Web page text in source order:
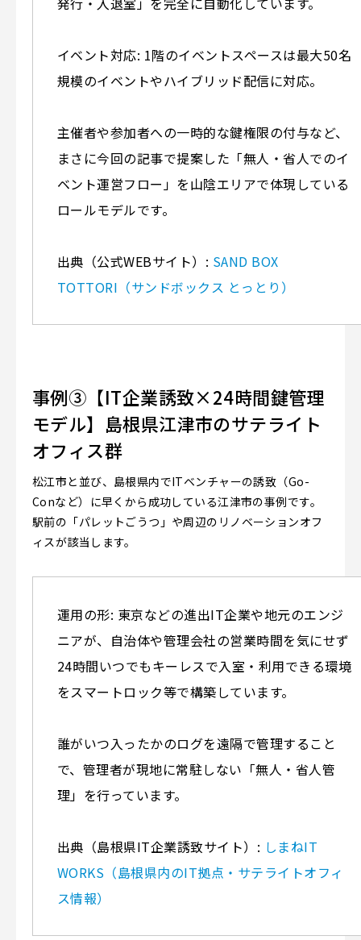
イベント対応: 1階のイベントスペースは最大50名
規模のイベントやハイブリッド配信に対応。
主催者や参加者への一時的な鍵権限の付与など、
まさに今回の記事で提案した「無人・省人でのイ
ベント運営フロー」を山陰エリアで体現している
ロールモデルです。
出典（公式WEBサイト）: SAND BOX
TOTTORI（サンドボックス とっとり）
事例③【IT企業誘致×24時間鍵管理
モデル】島根県江津市のサテライト
オフィス群
松江市と並び、島根県内でITベンチャーの誘致（Go-
Conなど）に早くから成功している江津市の事例です。
駅前の「パレットごうつ」や周辺のリノベーションオフ
ィスが該当します。
運用の形: 東京などの進出IT企業や地元のエンジ
ニアが、自治体や管理会社の営業時間を気にせず
24時間いつでもキーレスで入室・利用できる環境
をスマートロック等で構築しています。
誰がいつ入ったかのログを遠隔で管理すること
で、管理者が現地に常駐しない「無人・省人管
理」を行っています。
出典（島根県IT企業誘致サイト）: しまねIT
WORKS（島根県内のIT拠点・サテライトオフィ
ス情報）